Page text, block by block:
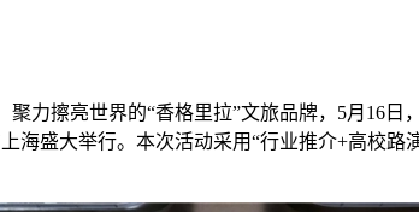
擦亮世界的“香格里拉”文旅品牌，5月16日
海盛大举行。本次活动采用“行业推介+高校路